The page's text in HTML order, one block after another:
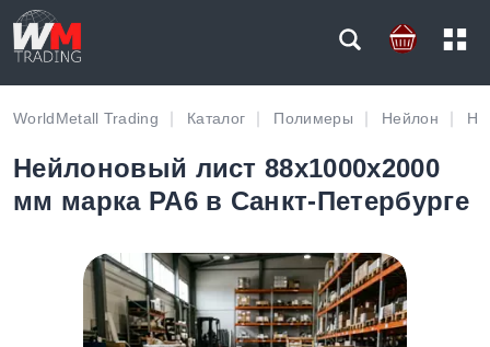
WorldMetall Trading Каталог Полимеры Нейлон
Нейлоновый лист 88х1000х2000
мм марка PA6 в Санкт-Петербурге